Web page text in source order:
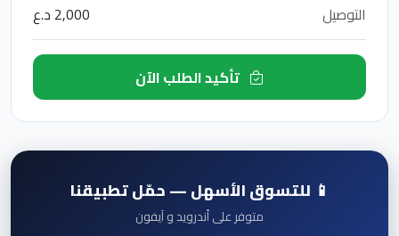
التوصيل
2,000 د.ع
📱 للتسوق الأسهل — حمّل تطبيقنا
متوفر على أندرويد و آيفون